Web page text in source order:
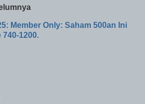
Member Only: Saham 500an Ini
1200.